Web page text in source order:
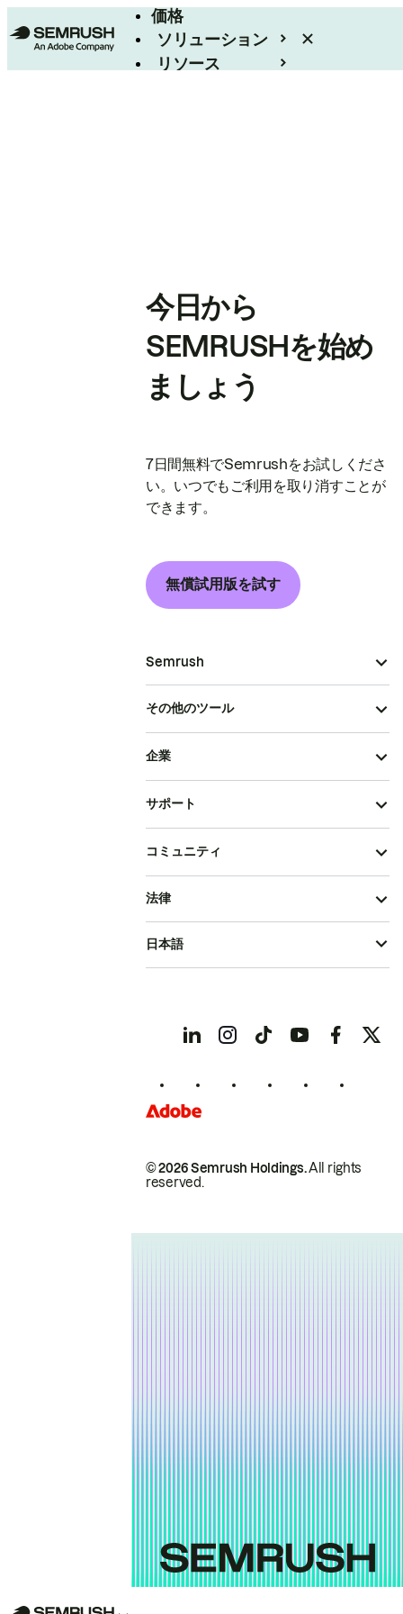
価格
ソリューション
リソース
今日から
SEMRUSHを始め
ましょう
7日間無料でSemrushをお試しくださ
い。いつでもご利用を取り消すことが
できます。
無償試用版を試す
Semrush
その他のツール
企業
サポート
コミュニティ
© 2026 Semrush Holdings.All rights
reserved.
法律
日本語